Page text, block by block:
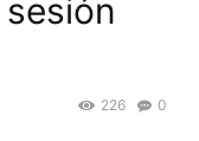
0
226